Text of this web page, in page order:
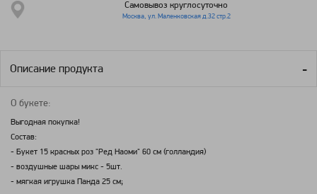
Самовывоз круглосуточно
Москва, ул. Маленковская д.32 стр.2
Описание продукта
О букете:
Выгодная покупка!
Состав:
- Букет 15 красных роз "Ред Наоми" 60 см (голландия)
- воздушные шары микс - 5шт.
- мягкая игрушка Панда 25 см;